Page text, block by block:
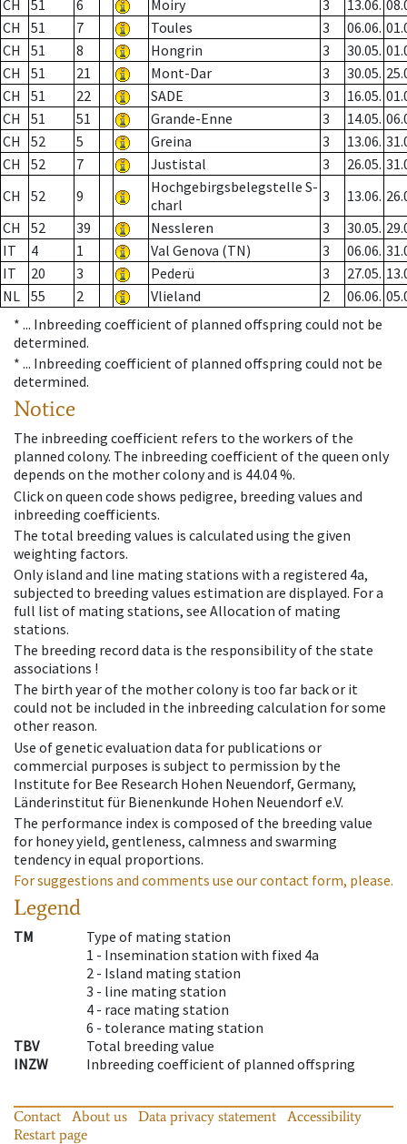
CH 51 6 Moiry 3 13.06.
CH
51 7 Toules 3 06.06.
CH
51 8 Hongrin 3 30.05.
CH
51 21 Mont-Dar 3 30.05.
CH
51 22 SADE 3 16.05.
CH
51 51 Grande-Enne 3 14.05.
CH
52 5 Greina 3 13.06.
CH
52 7 Justistal 3 26.05.
CH
52 9
Hochgebirgsbelegstelle S-
charl
3 13.06.
CH
52 39 Nessleren 3 30.05.
IT
4 1 Val Genova (TN) 3 06.06.
IT
20 3 Pederü 3 27.05.
NL 55 2 Vlieland 2 06.06.
* ... Inbreeding coefficient of planned offspring could not be
determined.
* ... Inbreeding coefficient of planned offspring could not be
determined.
Notice
The inbreeding coefficient refers to the workers of the
planned colony. The inbreeding coefficient of the queen only
depends on the mother colony and is 44.04 %.
Click on queen code shows pedigree, breeding values and
inbreeding coefficients.
The total breeding values is calculated using the given
weighting factors.
Only island and line mating stations with a registered 4a,
subjected to breeding values estimation are displayed. For a
full list of mating stations, see Allocation of mating
stations.
The breeding record data is the responsibility of the state
associations !
The birth year of the mother colony is too far back or it
could not be included in the inbreeding calculation for some
other reason.
Use of genetic evaluation data for publications or
commercial purposes is subject to permission by the
Institute for Bee Research Hohen Neuendorf, Germany,
Länderinstitut für Bienenkunde Hohen Neuendorf e.V.
The performance index is composed of the breeding value
for honey yield, gentleness, calmness and swarming
tendency in equal proportions.
For suggestions and comments use our contact form, please.
Legend
TM
Type of mating station
1 - Insemination station with fixed 4a
2 - Island mating station
3 - line mating station
4 - race mating station
6 - tolerance mating station
TBV
Total breeding value
INZW
Inbreeding coefficient of planned offspring
Contact About us Data privacy statement
Accessibility
Restart page